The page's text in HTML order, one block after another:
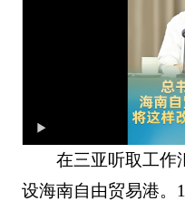
在三亚听取工作
设海南自由贸易港。